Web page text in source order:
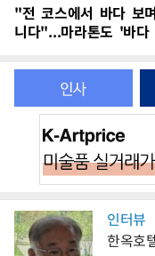
"전 코스에서 바다 보
니다"...마라톤도 '바다
인터뷰
한옥호